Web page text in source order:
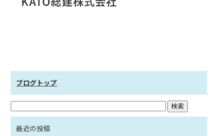
ブログトップ
最近の投稿